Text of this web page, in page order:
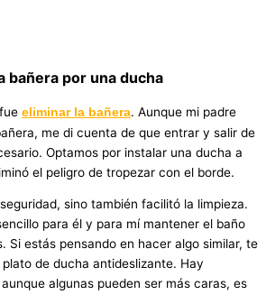
bañera por una ducha
eliminar la bañera. Aunque mi padre
me di cuenta de que entrar y salir de
Optamos por instalar una ducha a
el peligro de tropezar con el borde.
sino también facilitó la limpieza.
para él y para mí mantener el baño
Si estás pensando en hacer algo similar, te
de ducha antideslizante. Hay
algunas pueden ser más caras, es